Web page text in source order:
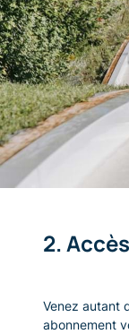
2.
Venez autant
abonnement